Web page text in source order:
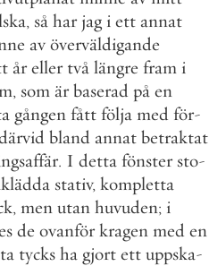
, så har jag i ett annat
av överväldigande
år eller två längre fram i
, som är baserad på en
gången fått följa med för-
bland annat betraktat
. I detta fönster sto-
stativ, kompletta
, men utan huvuden; i
de ovanför kragen med en
tycks ha gjort ett uppska-